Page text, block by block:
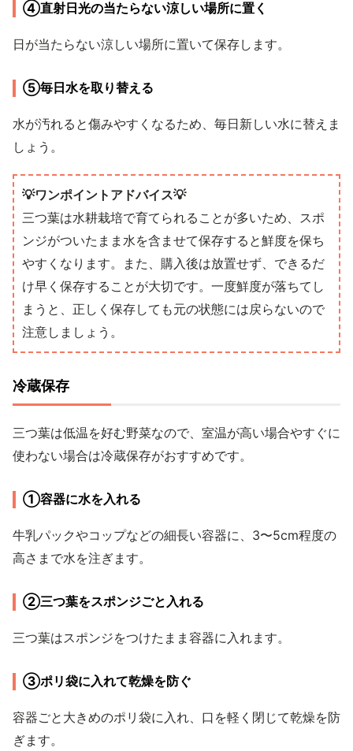
④直射日光の当たらない涼しい場所に置く
日が当たらない涼しい場所に置いて保存します。
⑤毎日水を取り替える
水が汚れると傷みやすくなるため、毎日新しい水に替えま
しょう。
💡ワンポイントアドバイス💡
三つ葉は水耕栽培で育てられることが多いため、スポ
ンジがついたまま水を含ませて保存すると鮮度を保ち
やすくなります。また、購入後は放置せず、できるだ
け早く保存することが大切です。一度鮮度が落ちてし
まうと、正しく保存しても元の状態には戻らないので
注意しましょう。
冷蔵保存
三つ葉は低温を好む野菜なので、室温が高い場合やすぐに
使わない場合は冷蔵保存がおすすめです。
①容器に水を入れる
牛乳パックやコップなどの細長い容器に、3〜5cm程度の
高さまで水を注ぎます。
②三つ葉をスポンジごと入れる
三つ葉はスポンジをつけたまま容器に入れます。
③ポリ袋に入れて乾燥を防ぐ
容器ごと大きめのポリ袋に入れ、口を軽く閉じて乾燥を防
ぎます。